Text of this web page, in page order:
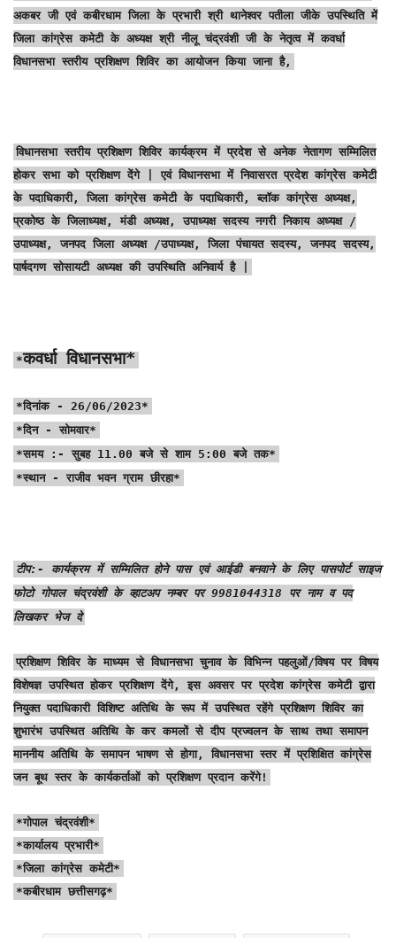
अकबर जी एवं कबीरधाम जिला के प्रभारी श्री थानेश्वर पतीला जीके उपस्थिति में
जिला कांग्रेस कमेटी के अध्यक्ष श्री नीलू चंद्रवंशी जी के नेतृत्व में कवर्धा
विधानसभा स्तरीय प्रशिक्षण शिविर का आयोजन किया जाना है,
विधानसभा स्तरीय प्रशिक्षण शिविर कार्यक्रम में प्रदेश से अनेक नेतागण सम्मिलित
होकर सभा को प्रशिक्षण देंगे | एवं विधानसभा में निवासरत प्रदेश कांग्रेस कमेटी
के पदाधिकारी, जिला कांग्रेस कमेटी के पदाधिकारी, ब्लॉक कांग्रेस अध्यक्ष,
प्रकोष्ठ के जिलाध्यक्ष, मंडी अध्यक्ष, उपाध्यक्ष सदस्य नगरी निकाय अध्यक्ष /
उपाध्यक्ष, जनपद जिला अध्यक्ष /उपाध्यक्ष, जिला पंचायत सदस्य, जनपद सदस्य,
पार्षदगण सोसायटी अध्यक्ष की उपस्थिति अनिवार्य है |
*कवर्धा विधानसभा*
*दिनांक - 26/06/2023*
*दिन - सोमवार*
*समय :- सुबह 11.00 बजे से शाम 5:00 बजे तक*
*स्थान - राजीव भवन ग्राम छीरहा*
टीप:- कार्यक्रम में सम्मिलित होने पास एवं आईडी बनवाने के लिए पासपोर्ट साइज
फोटो गोपाल चंद्रवंशी के व्हाटअप नम्बर पर 9981044318 पर नाम व पद
लिखकर भेज दे
प्रशिक्षण शिविर के माध्यम से विधानसभा चुनाव के विभिन्न पहलुओं/विषय पर विषय
विशेषज्ञ उपस्थित होकर प्रशिक्षण देंगे, इस अवसर पर प्रदेश कांग्रेस कमेटी द्वारा
नियुक्त पदाधिकारी विशिष्ट अतिथि के रूप में उपस्थित रहेंगे प्रशिक्षण शिविर का
शुभारंभ उपस्थित अतिथि के कर कमलों से दीप प्रज्वलन के साथ तथा समापन
माननीय अतिथि के समापन भाषण से होगा, विधानसभा स्तर में प्रशिक्षित कांग्रेस
जन बूथ स्तर के कार्यकर्ताओं को प्रशिक्षण प्रदान करेंगे!
*गोपाल चंद्रवंशी*
*कार्यालय प्रभारी*
*जिला कांग्रेस कमेटी*
*कबीरधाम छत्तीसगढ़*